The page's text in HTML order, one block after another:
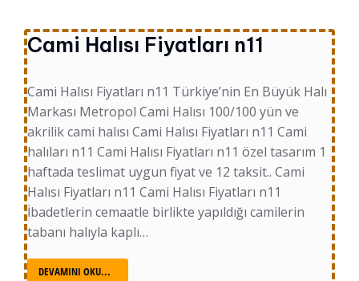
Cami Halısı Fiyatları n11
Cami Halısı Fiyatları n11 Türkiye’nin En Büyük Halı
Markası Metropol Cami Halısı 100/100 yün ve
akrilik cami halısı Cami Halısı Fiyatları n11 Cami
halıları n11 Cami Halısı Fiyatları n11 özel tasarım 1
haftada teslimat uygun fiyat ve 12 taksit.. Cami
Halısı Fiyatları n11 Cami Halısı Fiyatları n11
İbadetlerin cemaatle birlikte yapıldığı camilerin
tabanı halıyla kaplı…
DEVAMINI OKU...